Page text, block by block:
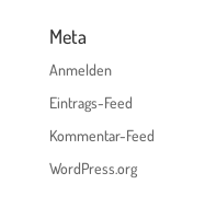
Meta
Anmelden
Eintrags-Feed
Kommentar-Feed
WordPress.org